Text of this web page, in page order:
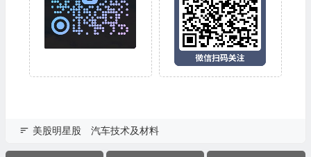
美股明星股 汽车技术及材料